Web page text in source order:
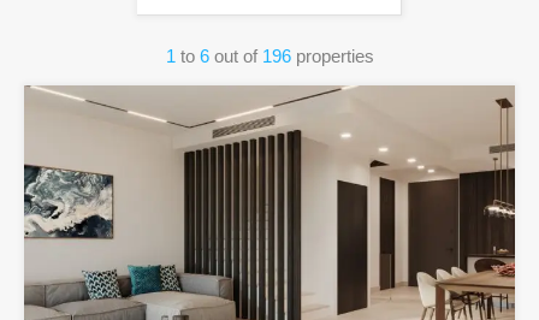
1 to 6 out of 196 properties